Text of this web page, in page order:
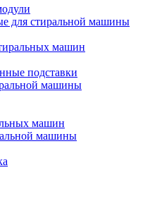
для стиральной машины
машин
подставки
машины
машин
машины